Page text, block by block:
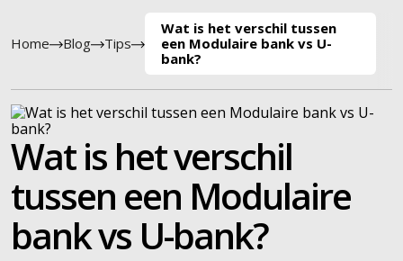
Home Blog Tips
Wat is het verschil tussen
een Modulaire bank vs U-
bank?
Wat is het verschil
tussen een Modulaire
bank vs U-bank?